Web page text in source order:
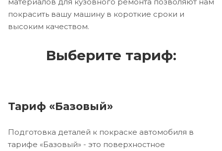
покрасить вашу машину в короткие сроки и
высоким качеством.
Выберите тариф:
Тариф «Базовый»
Подготовка деталей к покраске автомобиля в
тарифе «Базовый» - это поверхностное